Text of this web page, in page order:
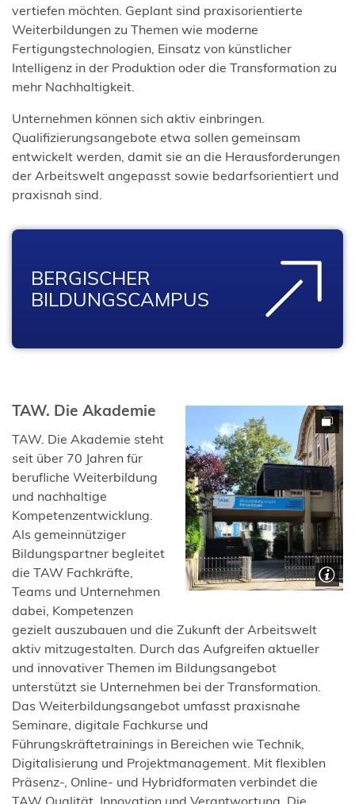
vertiefen möchten. Geplant sind praxisorientierte
Weiterbildungen zu Themen wie moderne
Fertigungstechnologien, Einsatz von künstlicher
Intelligenz in der Produktion oder die Transformation zu
mehr Nachhaltigkeit.
Unternehmen können sich aktiv einbringen.
Qualifizierungsangebote etwa sollen gemeinsam
entwickelt werden, damit sie an die Herausforderungen
der Arbeitswelt angepasst sowie bedarfsorientiert und
praxisnah sind.
BERGISCHER
BILDUNGSCAMPUS
TAW. Die Akademie
TAW. Die Akademie
(Öffnet
einem
neuen
Tab)
steht
seit über 70 Jahren für
berufliche Weiterbildung
und nachhaltige
Kompetenzentwicklung.
Als gemeinnütziger
Bildungspartner begleitet
die TAW Fachkräfte,
Teams und Unternehmen
dabei, Kompetenzen
gezielt auszubauen und die Zukunft der Arbeitswelt
aktiv mitzugestalten. Durch das Aufgreifen aktueller
und innovativer Themen im Bildungsangebot
unterstützt sie Unternehmen bei der Transformation.
Das Weiterbildungsangebot umfasst praxisnahe
Seminare, digitale Fachkurse und
Führungskräftetrainings in Bereichen wie Technik,
Digitalisierung und Projektmanagement. Mit flexiblen
Präsenz-, Online- und Hybridformaten verbindet die
TAW Qualität, Innovation und Verantwortung. Die